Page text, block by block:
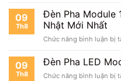
09
Th8
Đèn Pha Module
Nhật Mới Nhất
Chức năng bình luận bị
09
Th8
Đèn Pha LED
Chức năng bình luận bị